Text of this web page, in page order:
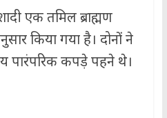
एक तमिल ब्राह्मण
किया गया है। दोनों ने
पारंपरिक कपड़े पहने थे।